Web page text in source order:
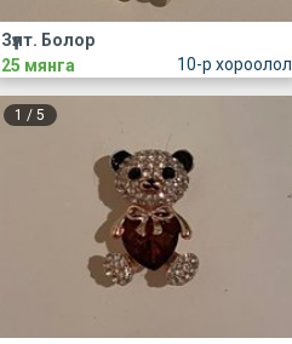
10-р хороолол
Зүүлт. Болор
25 мянга
1 /5